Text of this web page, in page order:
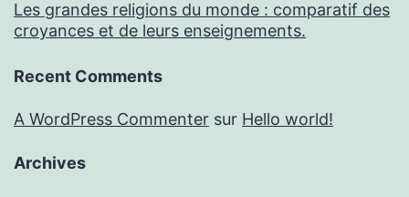
Les grandes religions du monde : comparatif des
croyances et de leurs enseignements.
Recent Comments
A WordPress Commenter sur Hello world!
Archives